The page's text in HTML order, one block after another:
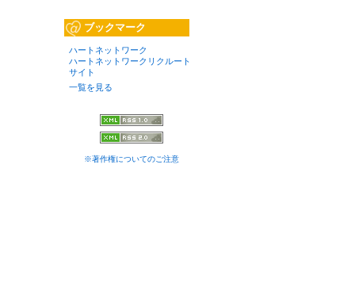
ブックマーク
ハートネットワーク
ハートネットワークリクルート
サイト
一覧を見る
※著作権についてのご注意